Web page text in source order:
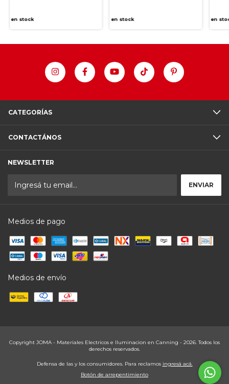
en stock en stock en
CATEGORÍAS
CONTACTÁNOS
NEWSLETTER
Medios de pago
Medios de envío
Copyright JOMA - Materiales Electricos e Iluminacion en Canning - 2026. Todos los
derechos reservados.
Defensa de las y los consumidores. Para reclamos ingresá acá.
Botón de arrepentimiento